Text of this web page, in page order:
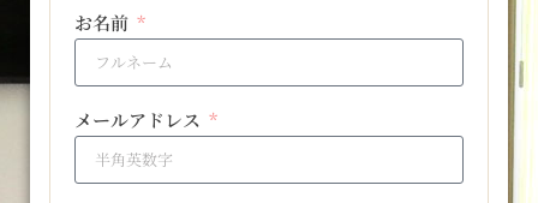
お名前
メールアドレス